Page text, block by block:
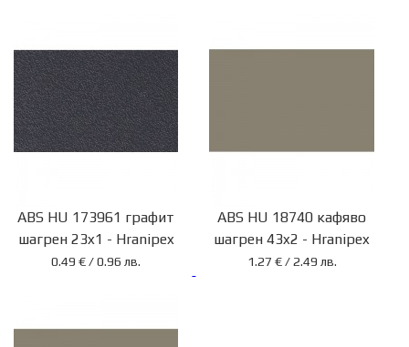
ABS HU 173961 графит
шагрен 23x1 - Hranipex
0.49 € / 0.96 лв.
ABS HU 18740 кафяво
шагрен 43x2 - Hranipex
1.27 € / 2.49 лв.